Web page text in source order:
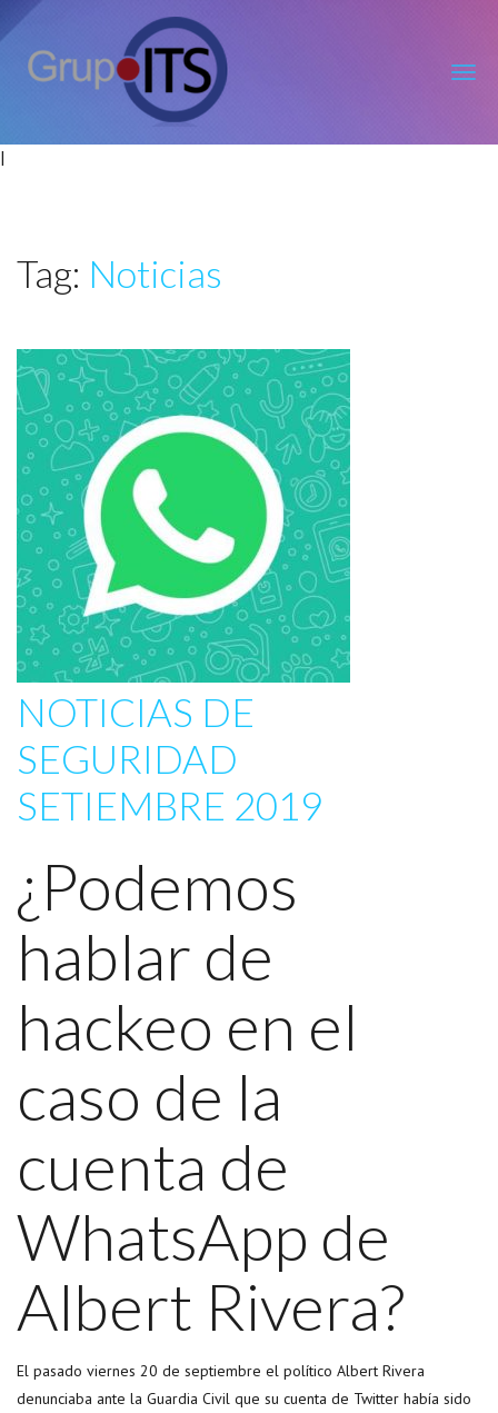
|
Tag: Noticias
NOTICIAS DE
SEGURIDAD
SETIEMBRE 2019
¿Podemos
hablar de
hackeo en el
caso de la
cuenta de
WhatsApp de
Albert Rivera?
El pasado viernes 20 de septiembre el político Albert Rivera
denunciaba ante la Guardia Civil que su cuenta de Twitter había sido